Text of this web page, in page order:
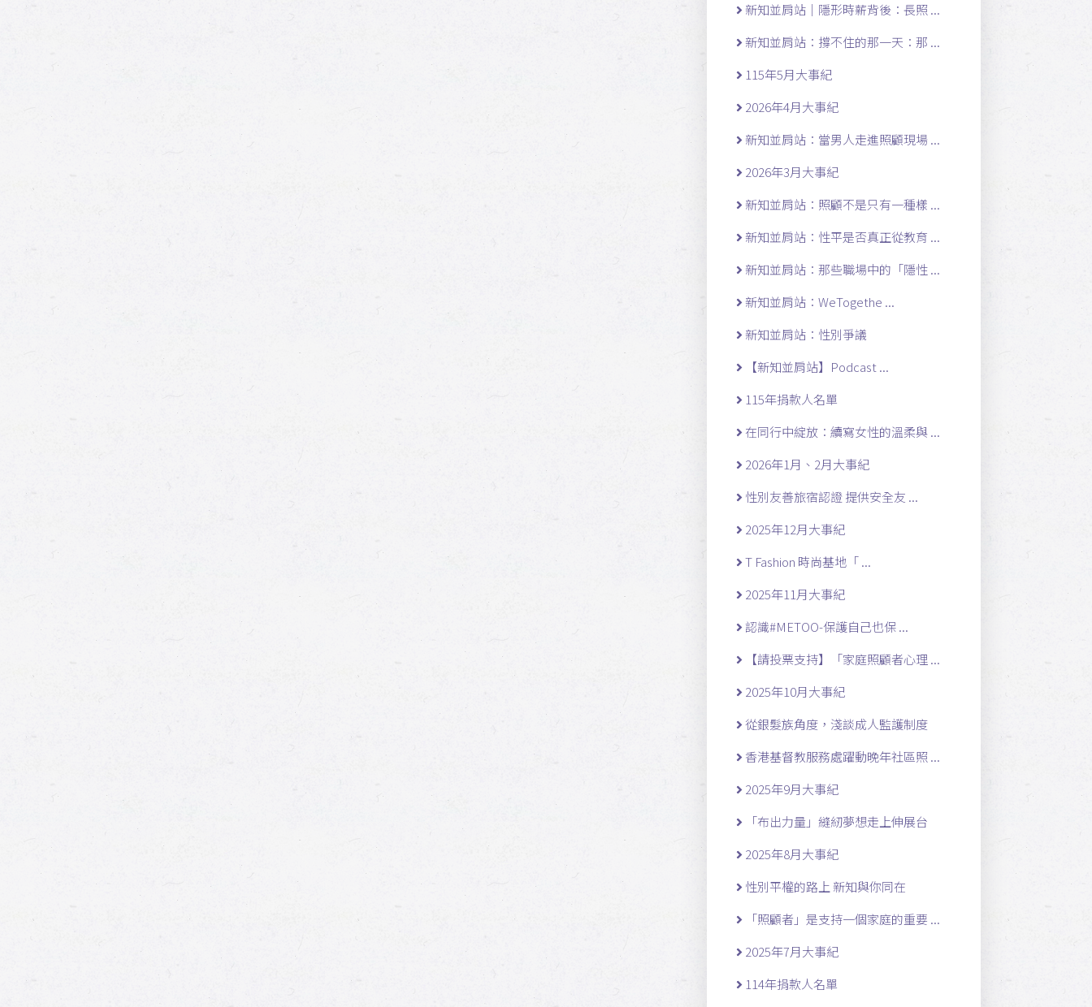
新知並肩站｜隱形時薪背後：長照 ...
新知並肩站：撐不住的那一天：那 ...
115年5月大事紀
2026年4月大事紀
新知並肩站：當男人走進照顧現場 ...
2026年3月大事紀
新知並肩站：照顧不是只有一種樣 ...
新知並肩站：性平是否真正從教育 ...
新知並肩站：那些職場中的「隱性 ...
新知並肩站：WeTogethe ...
新知並肩站：性別爭議
【新知並肩站】Podcast ...
115年捐款人名單
在同行中綻放：續寫女性的溫柔與 ...
2026年1月、2月大事紀
性別友善旅宿認證 提供安全友 ...
2025年12月大事紀
T Fashion 時尚基地「 ...
2025年11月大事紀
認識#METOO-保護自己也保 ...
【請投票支持】「家庭照顧者心理 ...
2025年10月大事紀
從銀髮族角度，淺談成人監護制度
香港基督教服務處躍動晚年社區照 ...
2025年9月大事紀
「布出力量」縫紉夢想走上伸展台
2025年8月大事紀
性別平權的路上 新知與你同在
「照顧者」是支持一個家庭的重要 ...
2025年7月大事紀
114年捐款人名單